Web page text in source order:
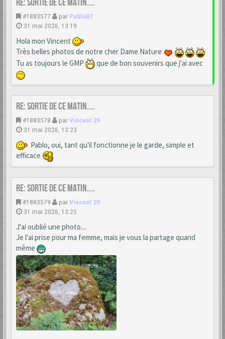
Re: Sortie de ce matin....
#1883577 par Pablo87
31 mai 2026, 13:19
Hola mon Vincent
Très belles photos de notre cher Dame Nature
Tu as toujours le GMP
que de bon souvenirs que j'ai avec
Re: Sortie de ce matin....
#1883578 parVincent 29
31 mai 2026, 13:23
Pablo, oui, tant qu'il fonctionne je le garde, simple et
efficace
Re: Sortie de ce matin....
#1883579 parVincent 29
31 mai 2026, 13:25
J'ai oublié une photo....
Je l'ai prise pour ma femme, mais je vous la partage quand
même